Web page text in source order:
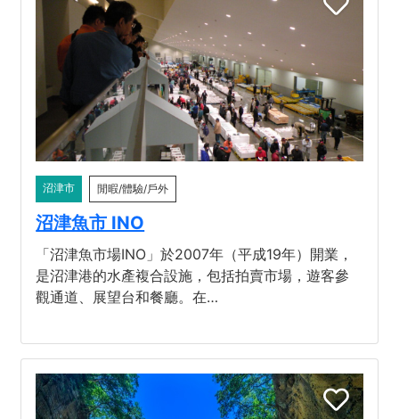
沼津市 閒暇/體驗/戶外
沼津魚市 INO
「沼津魚市場INO」於2007年（平成19年）開業，
是沼津港的水產複合設施，包括拍賣市場，遊客參
觀通道、展望台和餐廳。在…